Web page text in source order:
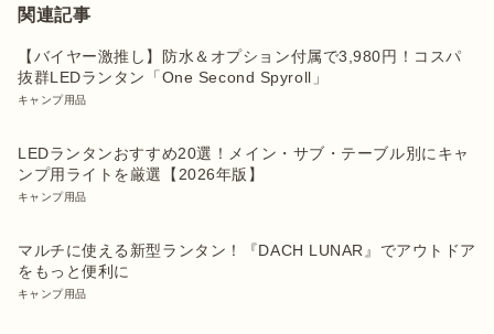
関連記事
【バイヤー激推し】防水＆オプション付属で3,980円！コスパ
抜群LEDランタン「One Second Spyroll」
キャンプ用品
LEDランタンおすすめ20選！メイン・サブ・テーブル別にキャ
ンプ用ライトを厳選【2026年版】
キャンプ用品
マルチに使える新型ランタン！『DACH LUNAR』でアウトドア
をもっと便利に
キャンプ用品